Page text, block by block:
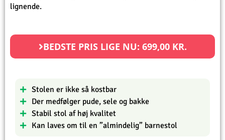
lignende.
BEDSTE PRIS LIGE NU: 699,00 KR.
Stolen er ikke så kostbar
Der medfølger pude, sele og bakke
Stabil stol af høj kvalitet
Kan laves om til en ”almindelig” barnestol